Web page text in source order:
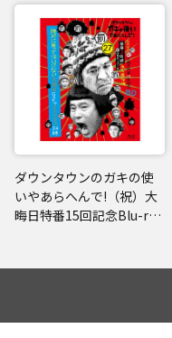
ダウンタウンのガキの使
いやあらへんで!（祝）大
晦日特番15回記念Blu-ray
いけない大貧民GoToラス